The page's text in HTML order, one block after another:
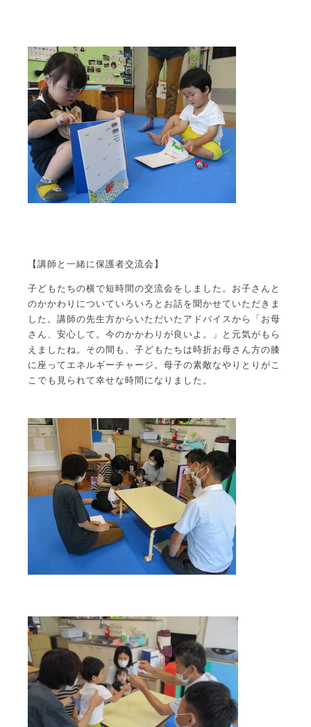
【講師と一緒に保護者交流会】
子どもたちの横で短時間の交流会をしました。お子さんと
のかかわりについていろいろとお話を聞かせていただきま
した。講師の先生方からいただいたアドバイスから「お母
さん、安心して。今のかかわりが良いよ。」と元気がもら
えましたね。その間も、子どもたちは時折お母さん方の膝
に座ってエネルギーチャージ。母子の素敵なやりとりがこ
こでも見られて幸せな時間になりました。